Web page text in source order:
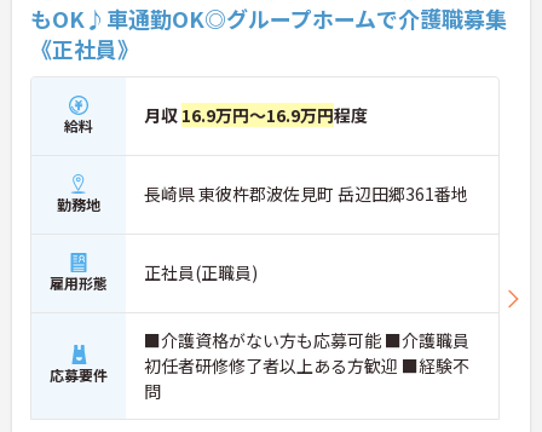
もOK♪車通勤OK◎グループホームで介護職募集
《正社員》
給料 月収 16.9万円～16.9万円程度
勤務地 長崎県 東彼杵郡波佐見町 岳辺田郷361番地
雇用形態 正社員(正職員)
応募要件
■介護資格がない方も応募可能 ■介護職員
初任者研修修了者以上ある方歓迎 ■経験不
問